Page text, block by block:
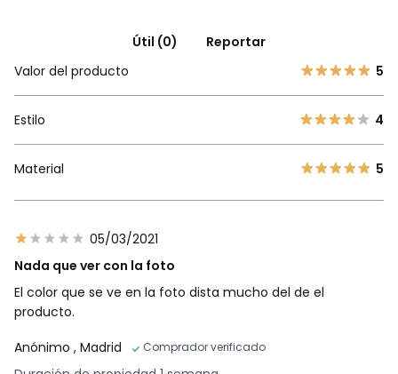
Útil (0)
Reportar
Valor del producto
5
Estilo 4
Material 5
05/03/2021
Nada que ver con la foto
El color que se ve en la foto dista mucho del de el
producto.
Anónimo , Madrid Comprador verificado